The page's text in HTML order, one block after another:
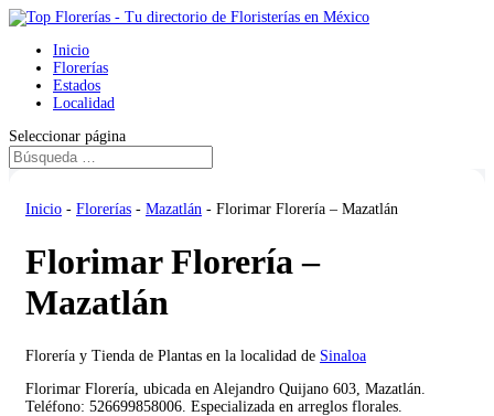
Inicio
Florerías
Estados
Localidad
Seleccionar página
Inicio - Florerías - Mazatlán - Florimar Florería – Mazatlán
Florimar Florería –
Mazatlán
Florería y Tienda de Plantas en la localidad de Sinaloa
Florimar Florería, ubicada en Alejandro Quijano 603, Mazatlán.
Teléfono: 526699858006. Especializada en arreglos florales.